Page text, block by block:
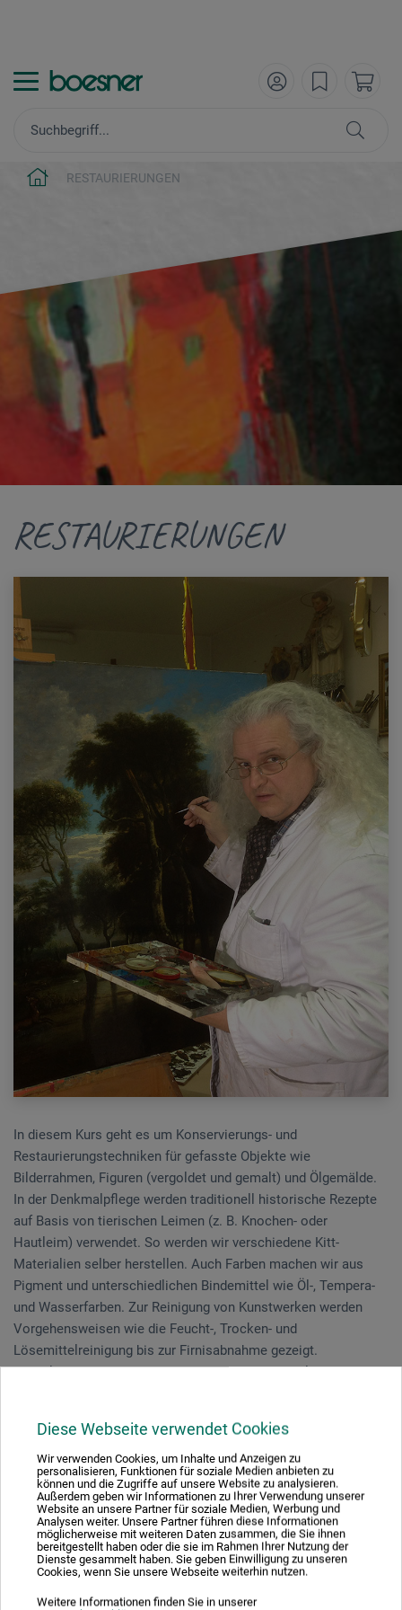
Diese Webseite verwendet Cookies
Wir verwenden Cookies, um Inhalte und Anzeigen zu
personalisieren, Funktionen für soziale Medien anbieten zu
können und die Zugriffe auf unsere Website zu analysieren.
Außerdem geben wir Informationen zu Ihrer Verwendung unserer
Website an unsere Partner für soziale Medien, Werbung und
Analysen weiter. Unsere Partner führen diese Informationen
möglicherweise mit weiteren Daten zusammen, die Sie ihnen
bereitgestellt haben oder die sie im Rahmen Ihrer Nutzung der
Dienste gesammelt haben. Sie geben Einwilligung zu unseren
Cookies, wenn Sie unsere Webseite weiterhin nutzen.
Weitere Informationen finden Sie in unserer
RESTAURIERUNGEN
RESTAURIERUNGEN
In diesem Kurs geht es um Konservierungs- und
Restaurierungstechniken für gefasste Objekte wie
Bilderrahmen, Figuren (vergoldet und gemalt) und Ölgemälde.
In der Denkmalpflege werden traditionell historische Rezepte
auf Basis von tierischen Leimen (z. B. Knochen- oder
Hautleim) verwendet. So werden wir verschiedene Kitt-
Materialien selber herstellen. Auch Farben machen wir aus
Pigment und unterschiedlichen Bindemittel wie Öl-, Tempera-
und Wasserfarben. Zur Reinigung von Kunstwerken werden
Vorgehensweisen wie die Feucht-, Trocken- und
Lösemittelreinigung bis zur Firnisabnahme gezeigt.
Vergoldungen werden, entsprechend dem Original, mit
Die Behandlung von wertvollen Antiquitäten braucht eine
fachkundige Restauration. Jedoch können von Laien
erfolgreich restauratorische Eingriffe an Antiquitäten bis ca.
150 Jahre geleistet werden.
Unterentfelden | 2 Tage 29.11.-30.11.2023
Dietmar Feldmann| aus Niederbayern | dreifacher